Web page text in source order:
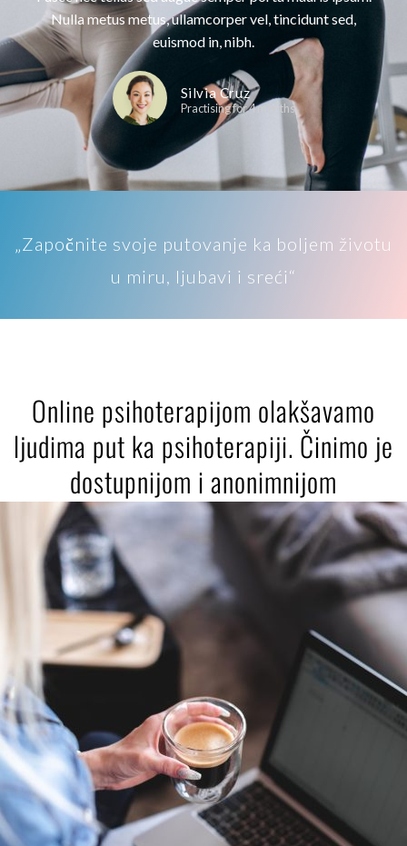
Nulla metus metus, ullamcorper vel, tincidunt sed,
euismod in, nibh.
Silvia Cruz
Practising for 4 months
„Započnite svoje putovanje ka boljem životu
u miru, ljubavi i sreći“
Online psihoterapijom olakšavamo
ljudima put ka psihoterapiji. Činimo je
dostupnijom i anonimnijom